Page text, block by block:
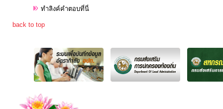
ทำลิงค์คำตอบที่นี่
back to top